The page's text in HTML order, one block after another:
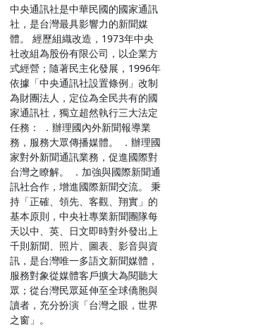
中央通訊社是中華民國的國家通訊
社，是台灣最具影響力的新聞媒
體。 經歷組織改造，1973年中央
社改組為股份有限公司，以企業方
式經營；隨著民主化發展，1996年
依據「中央通訊社設置條例」改制
為財團法人，定位為全民共有的國
家通訊社，獨立超然執行三大法定
任務： ．辦理國內外新聞報導業
務，服務大眾傳播媒體。 ．辦理國
家對外新聞通訊業務，促進國際對
台灣之瞭解。 ．加強與國際新聞通
訊社合作，增進國際新聞交流。 秉
持「正確、領先、客觀、翔實」的
基本原則，中央社專業新聞團隊每
天以中、英、日文即時對外發出上
千則新聞、照片、圖表、影音與資
訊，是台灣唯一多語文新聞媒體，
服務對象從媒體客戶擴大為閱聽大
眾；從台灣民眾延伸至全球僑胞與
讀者，充分扮演「台灣之眼，世界
之窗」。